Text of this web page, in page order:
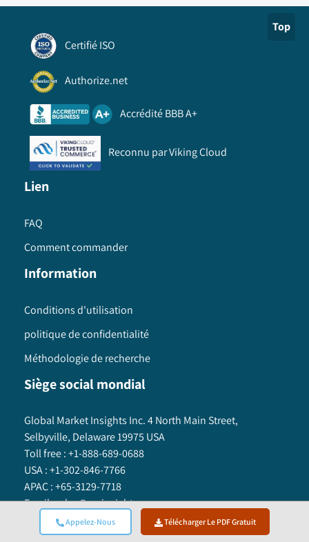
Appelez-Nous Télécharger Le PDF Gratuit
Top
Certifié ISO
Authorize.net
Accrédité BBB A+
Reconnu par Viking Cloud
Lien
FAQ
Comment commander
Information
Conditions d'utilisation
politique de confidentialité
Méthodologie de recherche
Siège social mondial
Global Market Insights Inc. 4 North Main Street,
Selbyville, Delaware 19975 USA
Toll free :+1-888-689-0688
USA :+1-302-846-7766
APAC :+65-3129-7718
Email:sales@gminsights.com